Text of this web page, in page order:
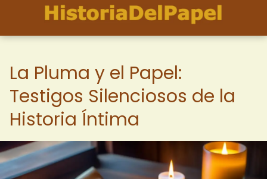
La Pluma y el Papel:
Testigos Silenciosos de la
Historia Íntima